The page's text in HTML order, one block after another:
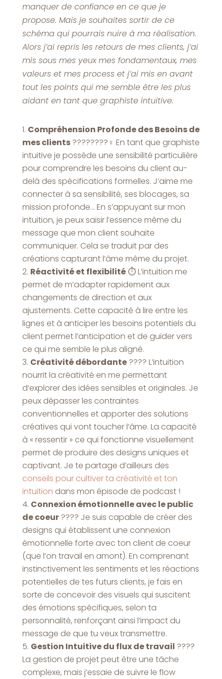
manquer de confiance en ce que je
propose. Mais je souhaites sortir de ce
schéma qui pourrais nuire à ma réalisation.
Alors j’ai repris les retours de mes clients, j’ai
mis sous mes yeux mes fondamentaux, mes
valeurs et mes process et j’ai mis en avant
tout les points qui me semble être les plus
aidant en tant que graphiste intuitive.
Compréhension Profonde des Besoins de
mes clients????????‍♀️ En tant que graphiste
intuitive je possède une sensibilité particulière
pour comprendre les besoins du client au-
delà des spécifications formelles. J’aime me
connecter à sa sensibilité, ses blocages, sa
mission profonde… En s’appuyant sur mon
intuition, je peux saisir l’essence même du
message que mon client souhaite
communiquer. Cela se traduit par des
créations capturant l’âme même du projet.
Réactivité et flexibilité⏱️ L’intuition me
permet de m’adapter rapidement aux
changements de direction et aux
ajustements. Cette capacité à lire entre les
lignes et à anticiper les besoins potentiels du
client permet l’anticipation et de guider vers
ce qui me semble le plus aligné.
Créativité débordante???? L’intuition
nourrit la créativité en me permettant
d’explorer des idées sensibles et originales. Je
peux dépasser les contraintes
conventionnelles et apporter des solutions
créatives qui vont toucher l’âme. La capacité
à « ressentir » ce qui fonctionne visuellement
permet de produire des designs uniques et
captivant. Je te partage d’ailleurs des
conseils pour cultiver ta créativité et ton
intuition dans mon épisode de podcast !
Connexion émotionnelle avec le public
de coeur???? Je suis capable de créer des
designs qui établissent une connexion
émotionnelle forte avec ton client de coeur
(que l’on travail en amont). En comprenant
instinctivement les sentiments et les réactions
potentielles de tes futurs clients, je fais en
sorte de concevoir des visuels qui suscitent
des émotions spécifiques, selon ta
personnalité, renforçant ainsi l’impact du
message de que tu veux transmettre.
Gestion Intuitive du flux de travail ????
La gestion de projet peut être une tâche
complexe, mais j’essaie de suivre le flow